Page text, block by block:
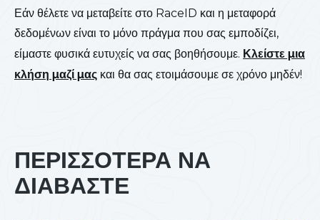
Εάν θέλετε να μεταβείτε στο RaceID και η μεταφορά
δεδομένων είναι το μόνο πράγμα που σας εμποδίζει,
είμαστε φυσικά ευτυχείς να σας βοηθήσουμε. Κλείστε μια
κλήση μαζί μας και θα σας ετοιμάσουμε σε χρόνο μηδέν!
ΠΕΡΙΣΣΟΤΕΡΑ ΝΑ
ΔΙΑΒΑΣΤΕ